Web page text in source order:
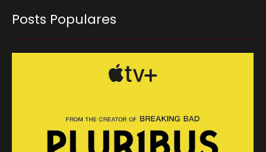
Posts Populares